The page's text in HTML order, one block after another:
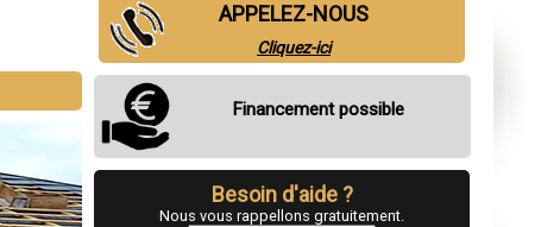
APPELEZ-NOUS
Cliquez-ici
Financement possible
Besoin d'aide ?
Nous vous rappellons gratuitement.